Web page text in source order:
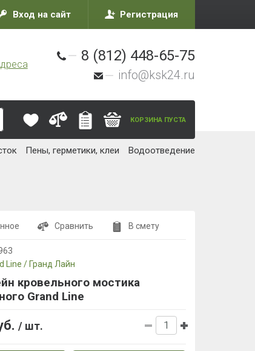
Вход на сайт Регистрация
8 (812) 448-65-75
info@ksk24.ru
КОРЗИНА ПУСТА
Пены, герметики, клеи Водоотведение
Сравнить В смету
Line / Гранд Лайн
кровельного мостика
Grand Line
/ шт.